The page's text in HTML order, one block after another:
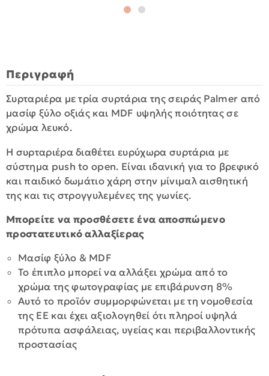
Περιγραφή
Συρταριέρα με τρία συρτάρια της σειράς Palmer από
μασίφ ξύλο οξιάς και MDF υψηλής ποιότητας σε
χρώμα λευκό.
Η συρταριέρα διαθέτει ευρύχωρα συρτάρια με
σύστημα push to open. Είναι ιδανική για το βρεφικό
και παιδικό δωμάτιο χάρη στην μίνιμαλ αισθητική
της και τις στρογγυλεμένες της γωνίες.
Μπορείτε να προσθέσετε ένα αποσπώμενο
προστατευτικό αλλαξίερας
Μασίφ ξύλο & MDF
Το έπιπλο μπορεί να αλλάξει χρώμα από το
χρώμα της φωτογραφίας με επιβάρυνση 8%
Αυτό το προϊόν συμμορφώνεται με τη νομοθεσία
της ΕΕ και έχει αξιολογηθεί ότι πληροί υψηλά
πρότυπα ασφάλειας, υγείας και περιβαλλοντικής
προστασίας